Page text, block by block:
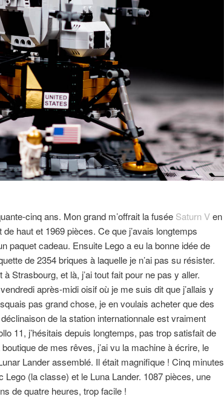
cinq ans. Mon grand m’offrait la fusée Saturn Ven
haut et 1969 pièces. Ce que j’avais longtemps
paquet cadeau. Ensuite Lego a eu la bonne idée de
de 2354 briques à laquelle je n’ai pas su résister.
Strasbourg, et là, j’ai tout fait pour ne pas y aller.
après-midi oisif où je me suis dit que j’allais y
pas grand chose, je en voulais acheter que des
de la station internationnale est vraiment
11, j’hésitais depuis longtemps, pas trop satisfait de
de mes rêves, j’ai vu la machine à écrire, le
Lander assemblé. Il était magnifique ! Cinq minutes
(la classe) et le Luna Lander. 1087 pièces, une
de quatre heures, trop facile !